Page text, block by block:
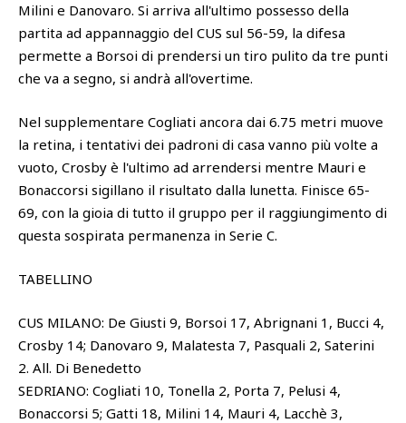
Milini e Danovaro. Si arriva all'ultimo possesso della
partita ad appannaggio del CUS sul 56-59, la difesa
permette a Borsoi di prendersi un tiro pulito da tre punti
che va a segno, si andrà all'overtime.
Nel supplementare Cogliati ancora dai 6.75 metri muove
la retina, i tentativi dei padroni di casa vanno più volte a
vuoto, Crosby è l'ultimo ad arrendersi mentre Mauri e
Bonaccorsi sigillano il risultato dalla lunetta. Finisce 65-
69, con la gioia di tutto il gruppo per il raggiungimento di
questa sospirata permanenza in Serie C.
TABELLINO
CUS MILANO: De Giusti 9, Borsoi 17, Abrignani 1, Bucci 4,
Crosby 14; Danovaro 9, Malatesta 7, Pasquali 2, Saterini
2. All. Di Benedetto
SEDRIANO: Cogliati 10, Tonella 2, Porta 7, Pelusi 4,
Bonaccorsi 5; Gatti 18, Milini 14, Mauri 4, Lacchè 3,